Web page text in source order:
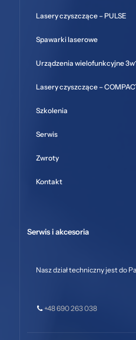
Lasery czyszczące – PULSE
Spawarki laserowe
Urządzenia wielofunkcyjne
Lasery czyszczące –
Szkolenia
Serwis
Zwroty
Kontakt
Serwis i akcesoria
Nasz dział techniczny jest do
+48 690 263 038